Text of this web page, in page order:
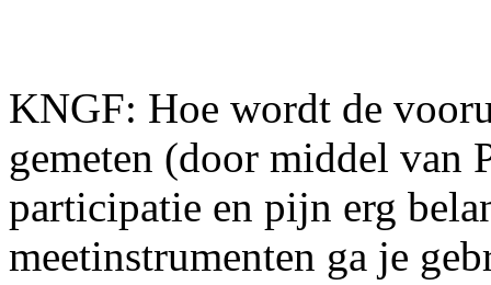
KNGF: Hoe wordt de
gemeten (door middel van
participatie en pijn erg
meetinstrumenten ga je